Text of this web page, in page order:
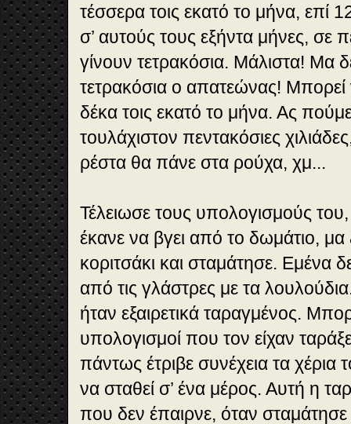
τέσσερα τοις εκατό το μήνα, επί
σ’ αυτούς τους εξήντα μήνες, σε
γίνουν τετρακόσια. Μάλιστα! Μα
τετρακόσια ο απατεώνας! Μπορεί
δέκα τοις εκατό το μήνα. Ας
τουλάχιστον πεντακόσιες
ρέστα θα πάνε στα ρούχα, χμ...
Τέλειωσε τους υπολογισμούς
έκανε να βγει από το δωμάτιο, μα
κοριτσάκι και σταμάτησε. Εμένα
από τις γλάστρες με τα
ήταν εξαιρετικά ταραγμένος.
υπολογισμοί που τον είχαν
πάντως έτριβε συνέχεια τα
να σταθεί σ’ ένα μέρος. Αυτή η
που δεν έπαιρνε, όταν σταμάτησε